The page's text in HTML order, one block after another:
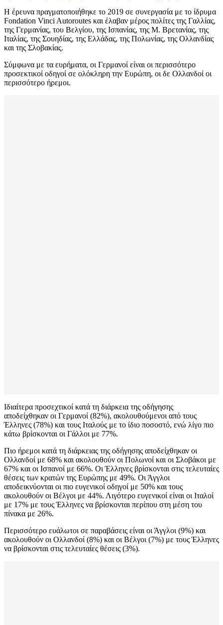
Η έρευνα πραγματοποιήθηκε το 2019 σε συνεργασία με το ίδρυμα
Fondation Vinci Autoroutes και έλαβαν μέρος πολίτες της Γαλλίας,
της Γερμανίας, του Βελγίου, της Ισπανίας, της Μ. Βρετανίας, της
Ιταλίας, της Σουηδίας, της Ελλάδας, της Πολωνίας, της Ολλανδίας
και της Σλοβακίας.
Σύμφωνα με τα ευρήματα, οι Γερμανοί είναι οι περισσότερο
προσεκτικοί οδηγοί σε ολόκληρη την Ευρώπη, οι δε Ολλανδοί οι
περισσότερο ήρεμοι.
Ιδιαίτερα προσεχτικοί κατά τη διάρκεια της οδήγησης
αποδείχθηκαν οι Γερμανοί (82%), ακολουθούμενοι από τους
Έλληνες (78%) και τους Ιταλούς με το ίδιο ποσοστό, ενώ λίγο πιο
κάτω βρίσκονται οι Γάλλοι με 77%.
Πιο ήρεμοι κατά τη διάρκειας της οδήγησης αποδείχθηκαν οι
Ολλανδοί με 68% και ακολουθούν οι Πολωνοί και οι Σλοβάκοι με
67% και οι Ισπανοί με 66%. Οι Έλληνες βρίσκονται στις τελευταίες
θέσεις των κρατών της Ευρώπης με 49%. Οι Άγγλοι
αποδεικνύονται οι πιο ευγενικοί οδηγοί με 50% και τους
ακολουθούν οι Βέλγοι με 44%. Λιγότερο ευγενικοί είναι οι Ιταλοί
με 17% με τους Έλληνες να βρίσκονται περίπου στη μέση του
πίνακα με 26%.
Περισσότερο ευάλωτοι σε παραβάσεις είναι οι Άγγλοι (9%) και
ακολουθούν οι Ολλανδοί (8%) και οι Βέλγοι (7%) με τους Έλληνες
να βρίσκονται στις τελευταίες θέσεις (3%).